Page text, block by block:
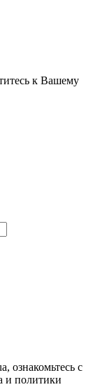
к Вашему
ознакомьтесь с
и политики